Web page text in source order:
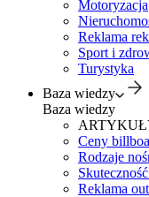
Motoryzacja
Reklama
Sport i
Turystyka
Baza wiedzy
Baza wiedzy
Ceny
Rodzaje
Reklama